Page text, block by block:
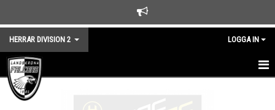
HERRAR DIVISION 2 LOGGA IN
HEM